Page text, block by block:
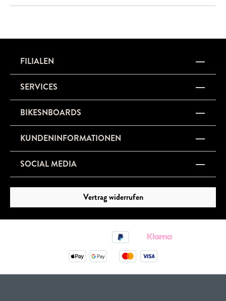
FILIALEN
SERVICES
BIKESNBOARDS
KUNDENINFORMATIONEN
SOCIAL MEDIA
Vertrag widerrufen